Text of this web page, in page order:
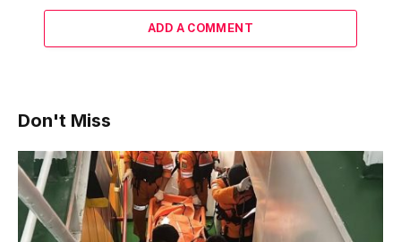
ADD A COMMENT
Don't Miss